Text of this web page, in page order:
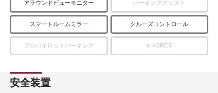
アラウンドビューモニター パーキングアシスト
スマートルームミラー クルーズコントロール
プロパイロットパーキング e-4ORCE
安全装置